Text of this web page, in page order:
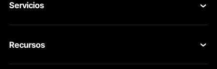
Servicios
Tus Pedidos
Recursos